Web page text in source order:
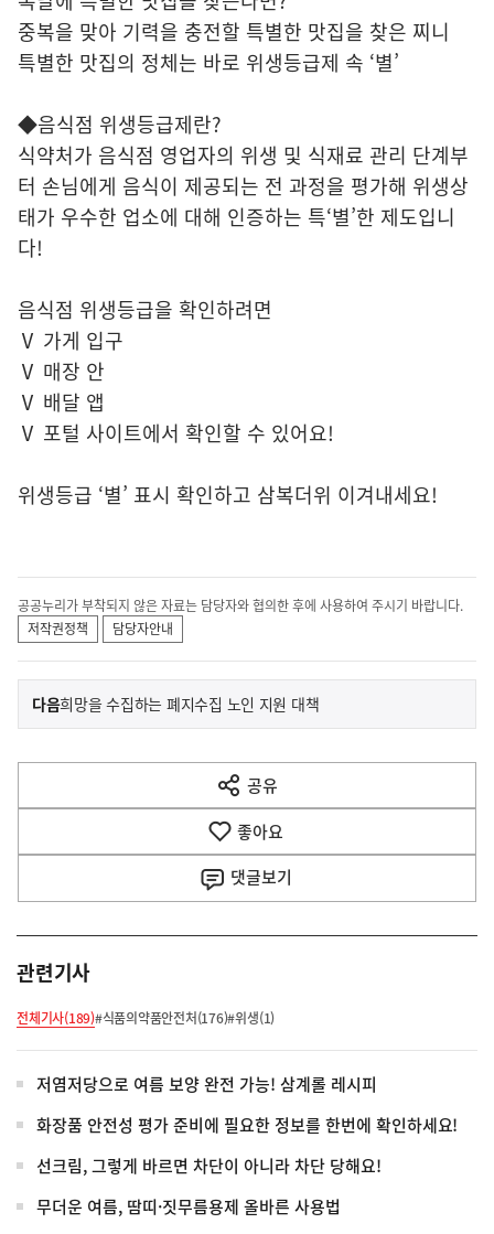
중복을 맞아 기력을 충전할 특별한 맛집을 찾은 찌니
특별한 맛집의 정체는 바로 위생등급제 속 ‘별’
◆음식점 위생등급제란?
식약처가 음식점 영업자의 위생 및 식재료 관리 단계부
터 손님에게 음식이 제공되는 전 과정을 평가해 위생상
태가 우수한 업소에 대해 인증하는 특‘별’한 제도입니
다!
음식점 위생등급을 확인하려면
Ⅴ 가게 입구
Ⅴ 매장 안
Ⅴ 배달 앱
Ⅴ 포털 사이트에서 확인할 수 있어요!
위생등급 ‘별’ 표시 확인하고 삼복더위 이겨내세요!
공공누리가 부착되지 않은 자료는 담당자와 협의한 후에 사용하여 주시기 바랍니다.
저작권정책
담당자안내
이
전
다
음
다음기
사
희망을 수집하는 폐지수집 노인 지원 대책
공유
열
기
좋아요
댓글보기
관련기사
전체기사(189)#식품의약품안전처(176)#위생(1)
저염저당으로 여름 보양 완전 가능! 삼계롤 레시피
화장품 안전성 평가 준비에 필요한 정보를 한번에 확인하세요!
선크림, 그렇게 바르면 차단이 아니라 차단 당해요!
무더운 여름, 땀띠·짓무름용제 올바른 사용법